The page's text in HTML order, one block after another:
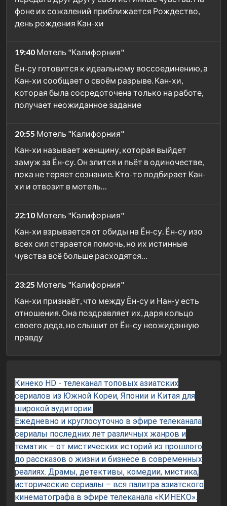
фоне их сожалений приближается Рождество,
день рождения Кан-хи
19:40 Мотель "Калифорния"
Ён-су готовится к идеальному воссоединению, а
Кан-хи сообщает о своём разрыве. Кан-хи,
которая была сосредоточена только на работе,
получает неожиданное задание
20:55 Мотель "Калифорния"
Кан-хи называет женщину, которая выйдет
замуж за Ён-су. Он злится и пьёт в одиночестве,
пока не теряет сознание. Кто-то подбирает Кан-
хи и отвозит в мотель…
22:10 Мотель "Калифорния"
Кан-хи взрывается от обиды на Ён-су. Ён-су изо
всех сил старается помочь, но их истинные
чувства всё больше расходятся…
23:25 Мотель "Калифорния"
Кан-хи признаёт, что между Ён-су и Нан-у есть
отношения. Она поздравляет их, даря кольцо
своего деда, но слышит от Ён-су неожиданную
правду
Кинеко HD - телеканал топовых азиатских
сериалов из Южной Кореи, Японии и Китая для
широкой аудитории.
Ежедневно и круглосуточно в эфире телеканала
сериалы последних лет различных жанров и
тематик – от мистических историй из прошлого
до рассказов о жизни и бизнесе в современных
реалиях. Драмы, детективы, комедии, мистика,
исторические сериалы – вся палитра азиатского
кинематографа в эфире телеканала «КИНЕКО».